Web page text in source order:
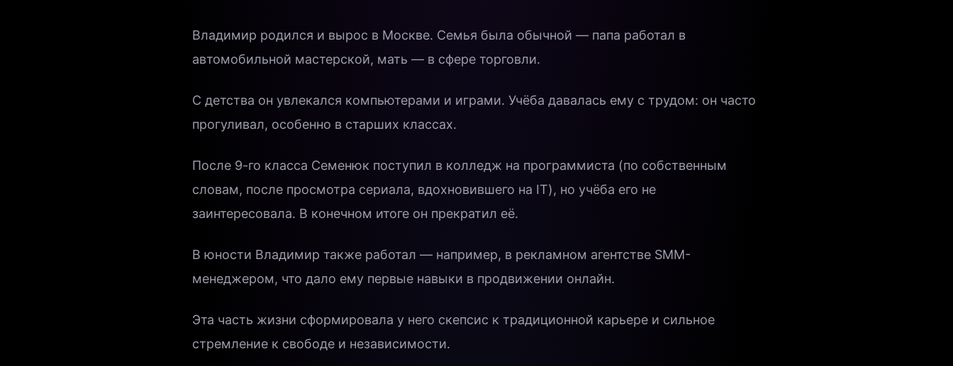
Владимир родился и вырос в Москве. Семья была обычной — папа работал в
автомобильной мастерской, мать — в сфере торговли.
С детства он увлекался компьютерами и играми. Учёба давалась ему с трудом: он часто
прогуливал, особенно в старших классах.
После 9-го класса Семенюк поступил в колледж на программиста (по собственным
словам, после просмотра сериала, вдохновившего на IT), но учёба его не
заинтересовала. В конечном итоге он прекратил её.
В юности Владимир также работал — например, в рекламном агентстве SMM-
менеджером, что дало ему первые навыки в продвижении онлайн.
Эта часть жизни сформировала у него скепсис к традиционной карьере и сильное
стремление к свободе и независимости.